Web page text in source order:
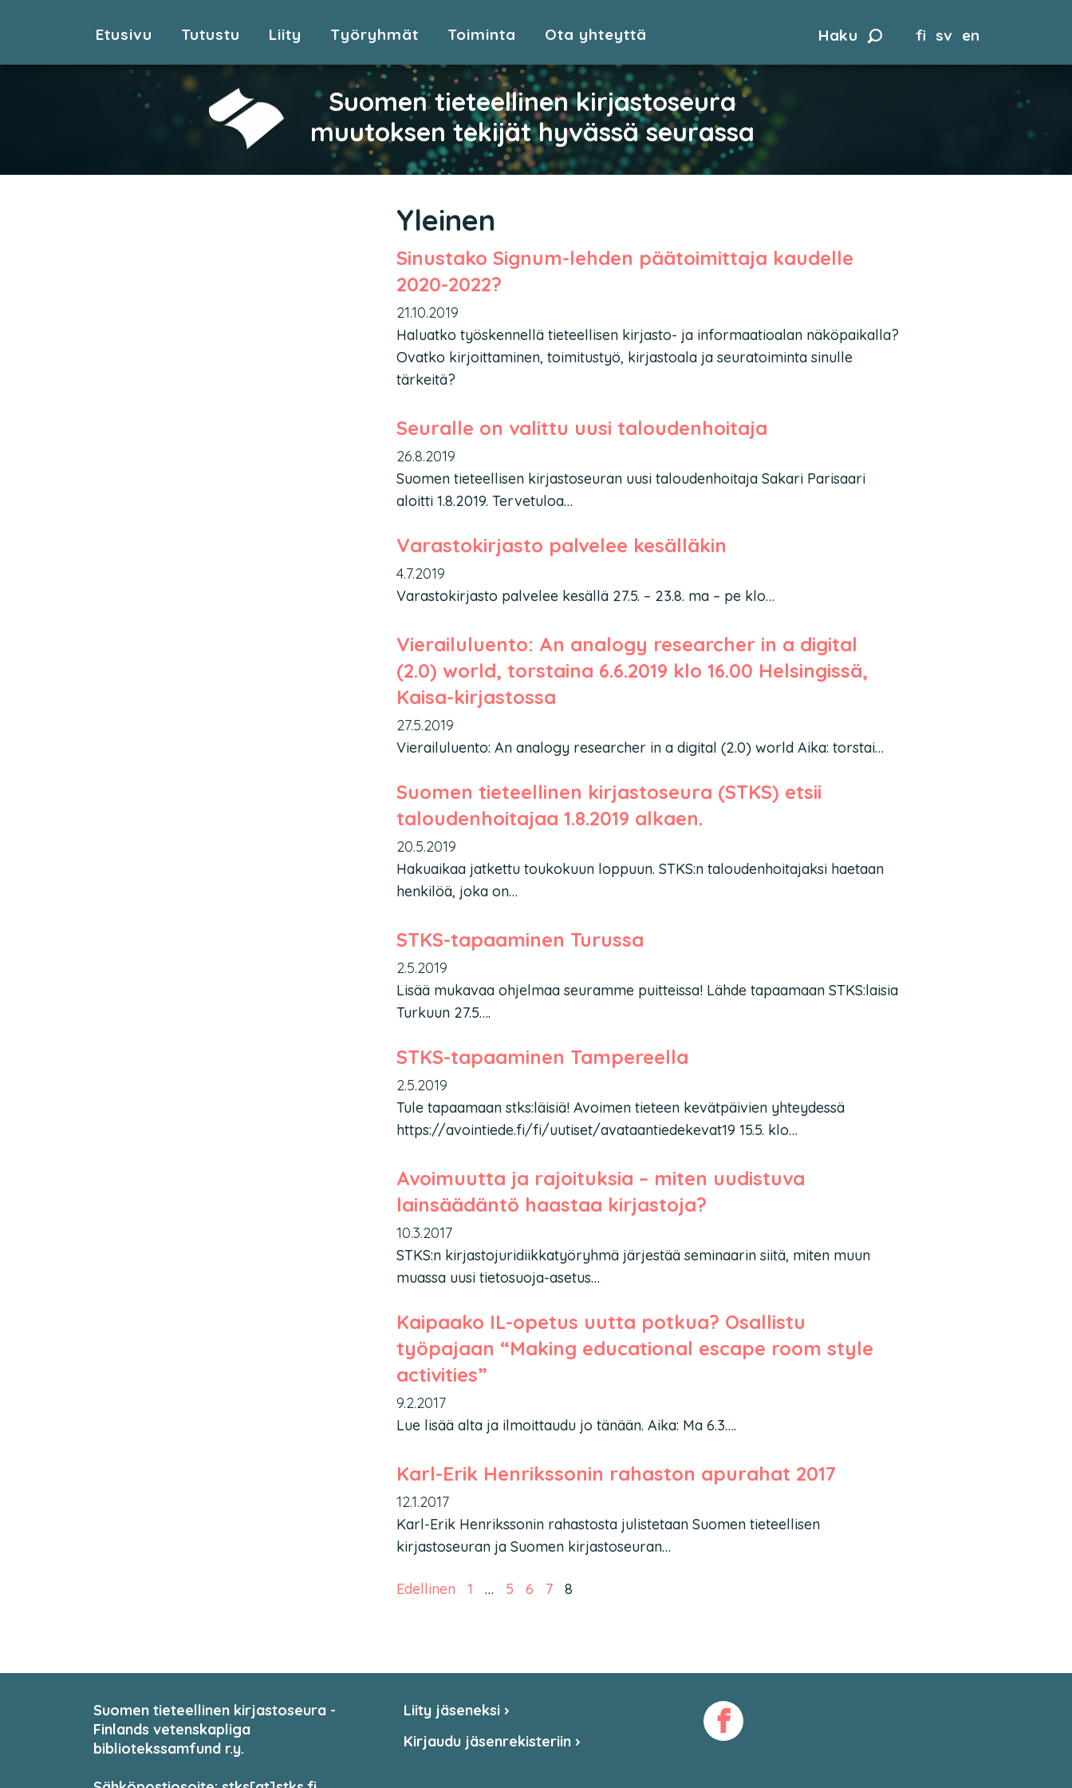
Etusivu Tutustu Liity Työryhmät Toiminta Ota yhteyttä Haku fi sv en
Suomen tieteellinen kirjastoseura
muutoksen tekijät hyvässä seurassa
Yleinen
Sinustako Signum-lehden päätoimittaja kaudelle
2020-2022?
21.10.2019
Haluatko työskennellä tieteellisen kirjasto- ja informaatioalan näköpaikalla?
Ovatko kirjoittaminen, toimitustyö, kirjastoala ja seuratoiminta sinulle
tärkeitä?
Seuralle on valittu uusi taloudenhoitaja
26.8.2019
Suomen tieteellisen kirjastoseuran uusi taloudenhoitaja Sakari Parisaari
aloitti 1.8.2019. Tervetuloa…
Varastokirjasto palvelee kesälläkin
4.7.2019
Varastokirjasto palvelee kesällä 27.5. – 23.8. ma – pe klo…
Vierailuluento: An analogy researcher in a digital
(2.0) world, torstaina 6.6.2019 klo 16.00 Helsingissä,
Kaisa-kirjastossa
27.5.2019
Vierailuluento: An analogy researcher in a digital (2.0) world Aika: torstai…
Suomen tieteellinen kirjastoseura (STKS) etsii
taloudenhoitajaa 1.8.2019 alkaen.
20.5.2019
Hakuaikaa jatkettu toukokuun loppuun. STKS:n taloudenhoitajaksi haetaan
henkilöä, joka on…
STKS-tapaaminen Turussa
2.5.2019
Lisää mukavaa ohjelmaa seuramme puitteissa! Lähde tapaamaan STKS:laisia
Turkuun 27.5….
STKS-tapaaminen Tampereella
2.5.2019
Tule tapaamaan stks:läisiä! Avoimen tieteen kevätpäivien yhteydessä
https://avointiede.fi/fi/uutiset/avataantiedekevat19 15.5. klo…
Avoimuutta ja rajoituksia – miten uudistuva
lainsäädäntö haastaa kirjastoja?
10.3.2017
STKS:n kirjastojuridiikkatyöryhmä järjestää seminaarin siitä, miten muun
muassa uusi tietosuoja-asetus…
Kaipaako IL-opetus uutta potkua? Osallistu
työpajaan “Making educational escape room style
activities”
9.2.2017
Lue lisää alta ja ilmoittaudu jo tänään. Aika: Ma 6.3….
Karl-Erik Henrikssonin rahaston apurahat 2017
12.1.2017
Karl-Erik Henrikssonin rahastosta julistetaan Suomen tieteellisen
kirjastoseuran ja Suomen kirjastoseuran…
Artikkelien sivutus
Edellinen 1 … 5 6 7 8
Suomen tieteellinen kirjastoseura -
Finlands vetenskapliga
bibliotekssamfund r.y.
Liity jäseneksi
Kirjaudu jäsenrekisteriin